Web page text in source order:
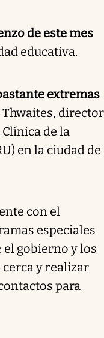
de este mes
educativa.
extremas
director
de la
en la ciudad de
con el
especiales
el gobierno y los
y realizar
para